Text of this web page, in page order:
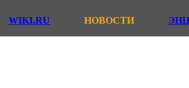
WIKI.RU НОВОСТИ